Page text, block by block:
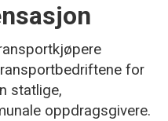
for
statlige,
oppdragsgivere.